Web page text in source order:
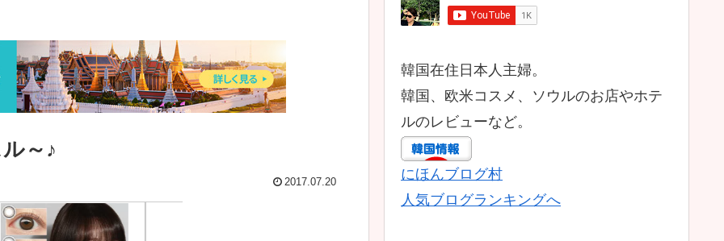
～♪
2017.07.20
韓国在住日本人主婦。
韓国、欧米コスメ、ソウルのお店やホテ
ルのレビューなど。
にほんブログ村
人気ブログランキングへ